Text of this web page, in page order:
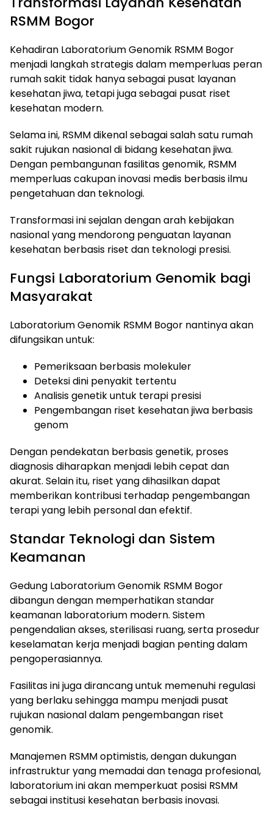
RSMM Bogor
Kehadiran Laboratorium Genomik RSMM Bogor
menjadi langkah strategis dalam memperluas peran
rumah sakit tidak hanya sebagai pusat layanan
kesehatan jiwa, tetapi juga sebagai pusat riset
kesehatan modern.
Selama ini, RSMM dikenal sebagai salah satu rumah
sakit rujukan nasional di bidang kesehatan jiwa.
Dengan pembangunan fasilitas genomik, RSMM
memperluas cakupan inovasi medis berbasis ilmu
pengetahuan dan teknologi.
Transformasi ini sejalan dengan arah kebijakan
nasional yang mendorong penguatan layanan
kesehatan berbasis riset dan teknologi presisi.
Fungsi Laboratorium Genomik bagi
Masyarakat
Laboratorium Genomik RSMM Bogor nantinya akan
difungsikan untuk:
Pemeriksaan berbasis molekuler
Deteksi dini penyakit tertentu
Analisis genetik untuk terapi presisi
Pengembangan riset kesehatan jiwa berbasis
genom
Dengan pendekatan berbasis genetik, proses
diagnosis diharapkan menjadi lebih cepat dan
akurat. Selain itu, riset yang dihasilkan dapat
memberikan kontribusi terhadap pengembangan
terapi yang lebih personal dan efektif.
Standar Teknologi dan Sistem
Keamanan
Gedung Laboratorium Genomik RSMM Bogor
dibangun dengan memperhatikan standar
keamanan laboratorium modern. Sistem
pengendalian akses, sterilisasi ruang, serta prosedur
keselamatan kerja menjadi bagian penting dalam
pengoperasiannya.
Fasilitas ini juga dirancang untuk memenuhi regulasi
yang berlaku sehingga mampu menjadi pusat
rujukan nasional dalam pengembangan riset
genomik.
Manajemen RSMM optimistis, dengan dukungan
infrastruktur yang memadai dan tenaga profesional,
laboratorium ini akan memperkuat posisi RSMM
sebagai institusi kesehatan berbasis inovasi.